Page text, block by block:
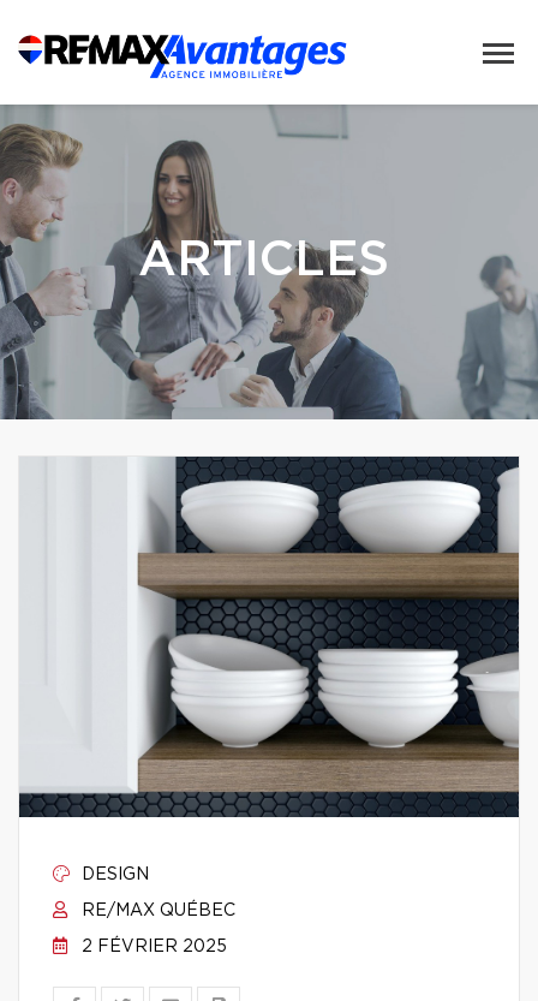
ARTICLES
DESIGN
RE/MAX QUÉBEC
2 FÉVRIER 2025